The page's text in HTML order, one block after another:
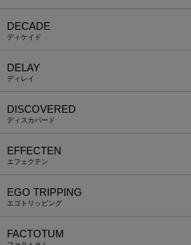
DECADE
ディケイド
DELAY
ディレイ
DISCOVERED
ディスカバード
EFFECTEN
エフェクテン
EGO TRIPPING
エゴトリッピング
FACTOTUM